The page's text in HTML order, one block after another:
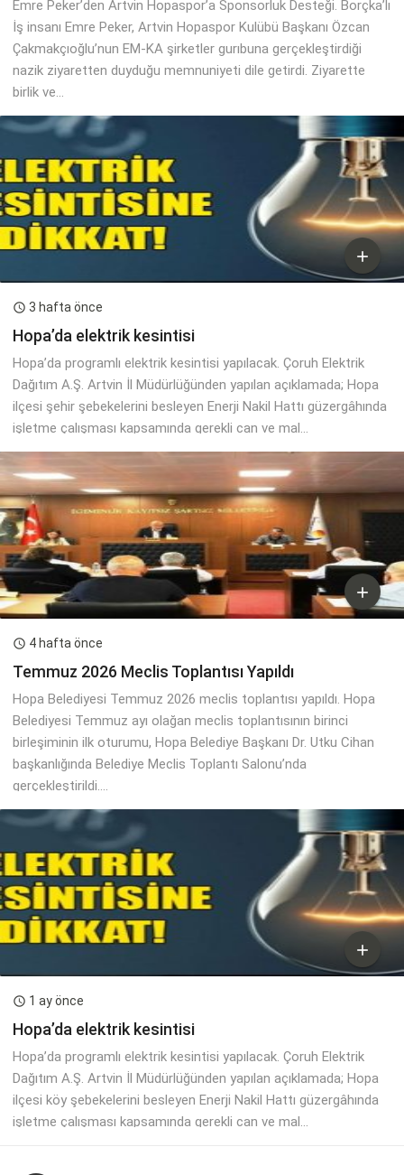
Emre Peker’den Artvin Hopaspor’a Sponsorluk Desteği. Borçka’lı
İş insanı Emre Peker, Artvin Hopaspor Kulübü Başkanı Özcan
Çakmakçıoğlu’nun EM-KA şirketler gurıbuna gerçekleştirdiği
nazik ziyaretten duyduğu memnuniyeti dile getirdi. Ziyarette
birlik ve...

 3 hafta önce
Hopa’da elektrik kesintisi
Hopa’da programlı elektrik kesintisi yapılacak. Çoruh Elektrik
Dağıtım A.Ş. Artvin İl Müdürlüğünden yapılan açıklamada; Hopa
ilçesi şehir şebekelerini besleyen Enerji Nakil Hattı güzergâhında
işletme çalışması kapsamında gerekli can ve mal...

 4 hafta önce
Temmuz 2026 Meclis Toplantısı Yapıldı
Hopa Belediyesi Temmuz 2026 meclis toplantısı yapıldı. Hopa
Belediyesi Temmuz ayı olağan meclis toplantısının birinci
birleşiminin ilk oturumu, Hopa Belediye Başkanı Dr. Utku Cihan
başkanlığında Belediye Meclis Toplantı Salonu’nda
gerçekleştirildi....

 1 ay önce
Hopa’da elektrik kesintisi
Hopa’da programlı elektrik kesintisi yapılacak. Çoruh Elektrik
Dağıtım A.Ş. Artvin İl Müdürlüğünden yapılan açıklamada; Hopa
ilçesi köy şebekelerini besleyen Enerji Nakil Hattı güzergâhında
işletme çalışması kapsamında gerekli can ve mal...